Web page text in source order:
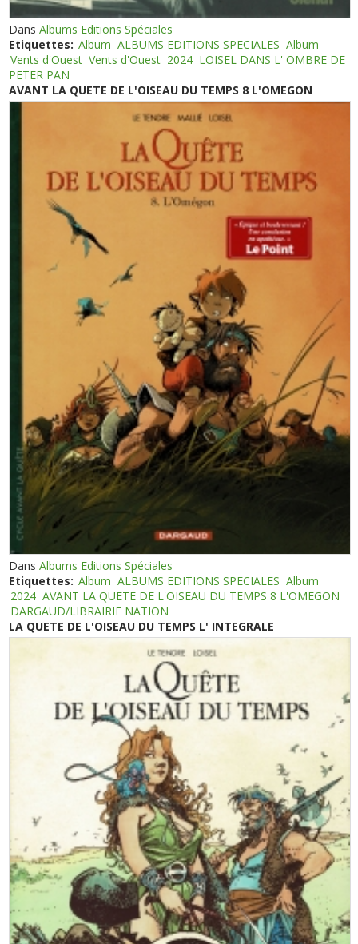
DansAlbums Editions Spéciales
Etiquettes: Album ALBUMS EDITIONS SPECIALES Album
Vents d'Ouest Vents d'Ouest 2024 LOISEL DANS L' OMBRE DE
PETER PAN
AVANT LA QUETE DE L'OISEAU DU TEMPS 8 L'OMEGON
DansAlbums Editions Spéciales
Etiquettes: Album ALBUMS EDITIONS SPECIALES Album
2024 AVANT LA QUETE DE L'OISEAU DU TEMPS 8 L'OMEGON
DARGAUD/LIBRAIRIE NATION
LA QUETE DE L'OISEAU DU TEMPS L' INTEGRALE